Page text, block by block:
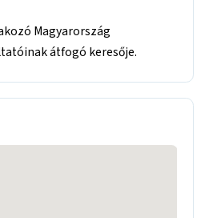
Magyarország
átfogó keresője.